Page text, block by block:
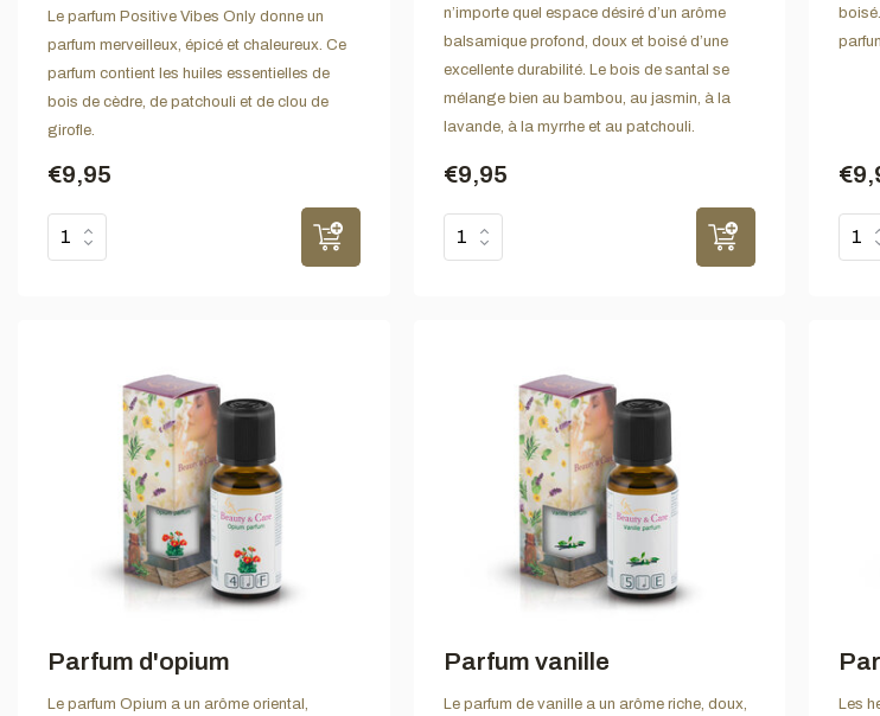
Le parfum Positive Vibes Only donne un
parfum merveilleux, épicé et chaleureux. Ce
parfum contient les huiles essentielles de
bois de cèdre, de patchouli et de clou de
girofle.
€9,95
n’importe quel espace désiré d’un arôme
balsamique profond, doux et boisé d’une
excellente durabilité. Le bois de santal se
mélange bien au bambou, au jasmin, à la
lavande, à la myrrhe et au patchouli.
€9,95
Parfum d'opium
Le parfum Opium a un arôme oriental,
Parfum vanille
Le parfum de vanille a un arôme riche, doux,
Les